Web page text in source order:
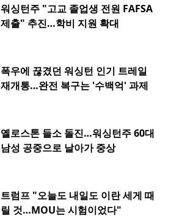
워싱턴주 "고교 졸업생 전원 FAFSA
제출" 추진…학비 지원 확대
폭우에 끊겼던 워싱턴 인기 트레일
재개통…완전 복구는 '수백억' 과제
옐로스톤 들소 돌진…워싱턴주 60대
남성 공중으로 날아가 중상
트럼프 "오늘도 내일도 이란 세게 때
릴 것…MOU는 시험이었다"